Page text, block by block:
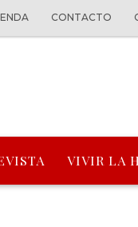
CONTACTO
VIVIR LA